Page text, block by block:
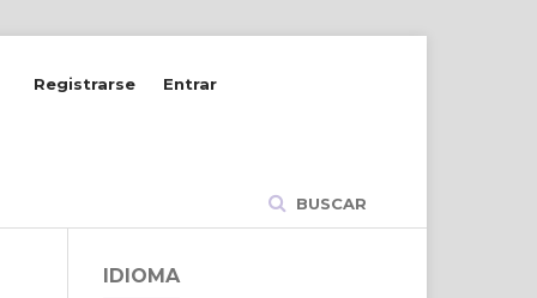
BUSCAR
Registrarse Entrar
IDIOMA